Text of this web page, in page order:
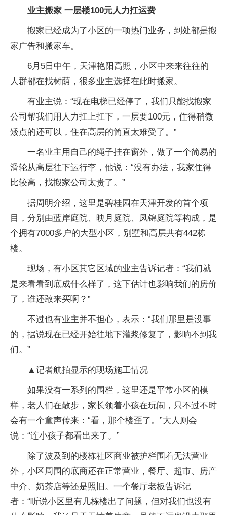
业主搬家 一层楼100元人力扛运费
搬家已经成为了小区的一项热门业务，到处都是搬
家广告和搬家车。
6月5日中午，天津艳阳高照，小区中来来往往的
人群都在找树荫，很多业主选择在此时搬家。
有业主说：“现在电梯已经停了，我们只能找搬家
公司帮我们用人力扛上扛下，一层要100元，住得稍微
矮点的还可以，住在高层的简直太难受了。”
一名业主用自己的绳子挂在窗外，做了一个简易的
滑轮从高层往下运行李，他说：“没有办法，我家住得
比较高，找搬家公司太贵了。”
据周明介绍，这里是碧桂园在天津开发的首个项
目，分别由蓝岸庭院、映月庭院、凤锦庭院等构成，是
个拥有7000多户的大型小区，别墅和高层共有442栋
楼。
现场，有小区其它区域的业主告诉记者：“我们就
是来看看到底成什么样了，这下估计也影响我们的房价
了，谁还敢来买啊？”
不过也有业主并不担心，表示：“我们那里是没事
的，据说现在已经开始往地下灌浆修复了，影响不到我
们。”
▲记者航拍显示的现场施工情况
如果没有一系列的围栏，这里还是平常小区的模
样，老人们在散步，家长领着小孩在玩闹，只不过不时
会有一个童声传来：“看，那个楼歪了。”大人则会
说：“连小孩子都看出来了。”
除了波及到的楼栋社区商业被护栏围着无法营业
外，小区周围的底商还在正常营业，餐厅、超市、房产
中介、奶茶店等还是照旧。一个餐厅老板告诉记
者：“听说小区里有几栋楼出了问题，但对我们也没有